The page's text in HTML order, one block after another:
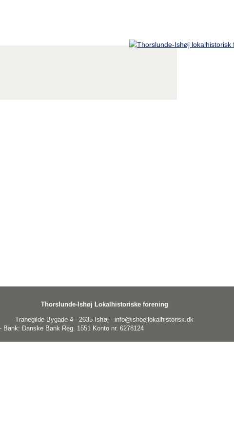
Thorslunde-Ishøj Lokalhistoriske forening
Tranegilde Bygade 4 - 2635 Ishøj - info@ishoejlokalhistorisk.dk
Bank: Danske Bank Reg. 1551 Konto nr. 6278124